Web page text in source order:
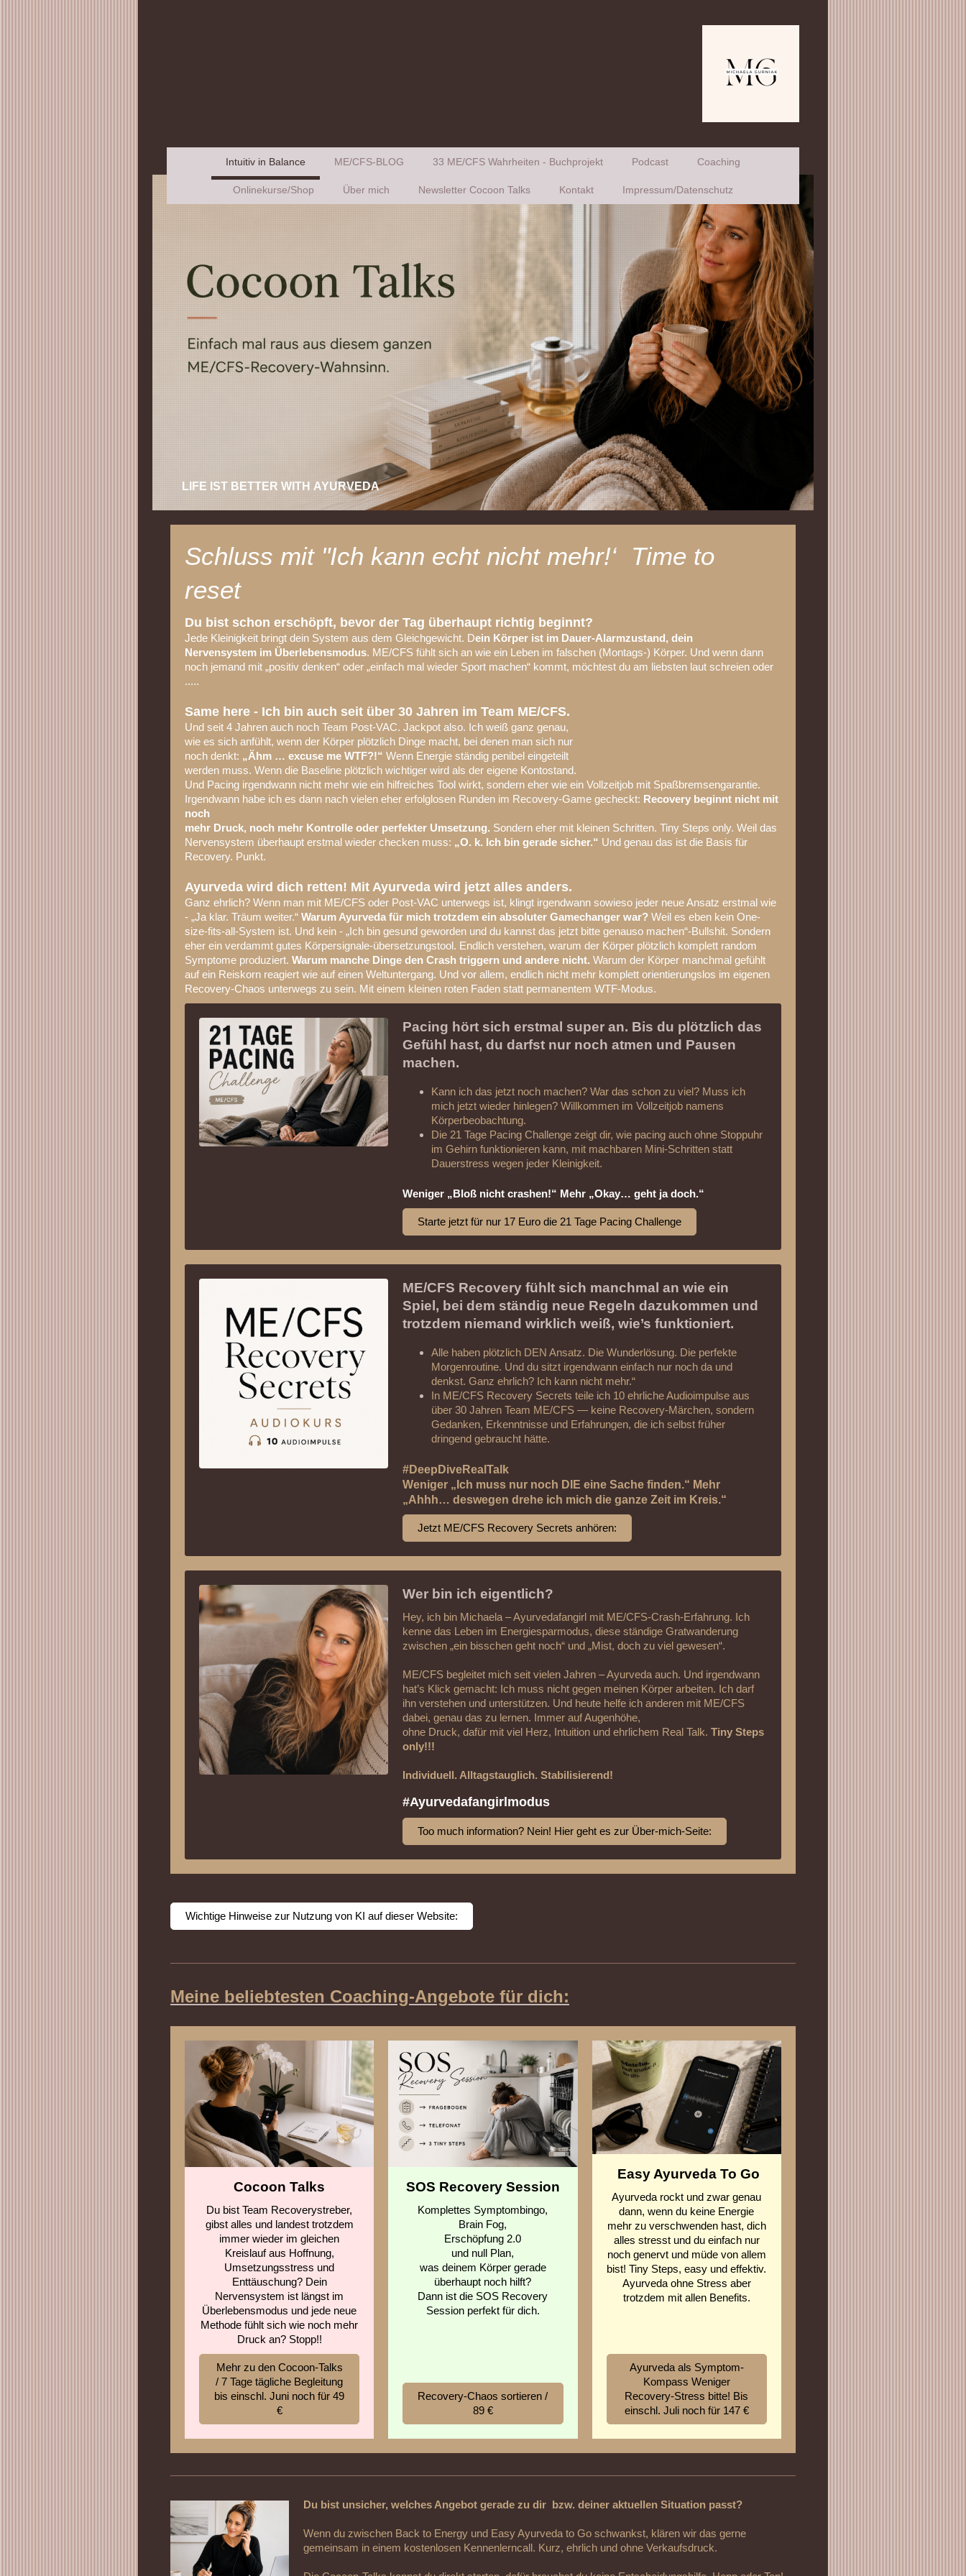
Intuitiv in Balance ME/CFS-BLOG 33 ME/CFS Wahrheiten - Buchprojekt Podcast Coaching
Onlinekurse/Shop Über mich Newsletter Cocoon Talks Kontakt Impressum/Datenschutz
LIFE IST BETTER WITH AYURVEDA
Schluss mit "Ich kann echt nicht mehr!‘ Time to
reset
Du bist schon erschöpft, bevor der Tag überhaupt richtig beginnt?
Jede Kleinigkeit bringt dein System aus dem Gleichgewicht. Dein Körper ist im Dauer-Alarmzustand, dein
Nervensystem im Überlebensmodus. ME/CFS fühlt sich an wie ein Leben im falschen (Montags-) Körper. Und wenn dann
noch jemand mit „positiv denken“ oder „einfach mal wieder Sport machen“ kommt, möchtest du am liebsten laut schreien oder
.....
Same here - Ich bin auch seit über 30 Jahren im Team ME/CFS.
Und seit 4 Jahren auch noch Team Post-VAC. Jackpot also. Ich weiß ganz genau,
wie es sich anfühlt, wenn der Körper plötzlich Dinge macht, bei denen man sich nur
noch denkt: „Ähm … excuse me WTF?!“ Wenn Energie ständig penibel eingeteilt
werden muss. Wenn die Baseline plötzlich wichtiger wird als der eigene Kontostand.
Und Pacing irgendwann nicht mehr wie ein hilfreiches Tool wirkt, sondern eher wie ein Vollzeitjob mit Spaßbremsengarantie.
Irgendwann habe ich es dann nach vielen eher erfolglosen Runden im Recovery-Game gecheckt: Recovery beginnt nicht mit
noch
mehr Druck, noch mehr Kontrolle oder perfekter Umsetzung. Sondern eher mit kleinen Schritten. Tiny Steps only. Weil das
Nervensystem überhaupt erstmal wieder checken muss: „O. k. Ich bin gerade sicher.“ Und genau das ist die Basis für
Recovery. Punkt.
Ayurveda wird dich retten! Mit Ayurveda wird jetzt alles anders.
Ganz ehrlich? Wenn man mit ME/CFS oder Post-VAC unterwegs ist, klingt irgendwann sowieso jeder neue Ansatz erstmal wie
- „Ja klar. Träum weiter.“ Warum Ayurveda für mich trotzdem ein absoluter Gamechanger war? Weil es eben kein One-
size-fits-all-System ist. Und kein - „Ich bin gesund geworden und du kannst das jetzt bitte genauso machen“-Bullshit. Sondern
eher ein verdammt gutes Körpersignale-übersetzungstool. Endlich verstehen, warum der Körper plötzlich komplett random
Symptome produziert. Warum manche Dinge den Crash triggern und andere nicht. Warum der Körper manchmal gefühlt
auf ein Reiskorn reagiert wie auf einen Weltuntergang. Und vor allem, endlich nicht mehr komplett orientierungslos im eigenen
Recovery-Chaos unterwegs zu sein. Mit einem kleinen roten Faden statt permanentem WTF-Modus.
Pacing hört sich erstmal super an. Bis du plötzlich das
Gefühl hast, du darfst nur noch atmen und Pausen
machen.
Kann ich das jetzt noch machen? War das schon zu viel? Muss ich
mich jetzt wieder hinlegen? Willkommen im Vollzeitjob namens
Körperbeobachtung.
Die 21 Tage Pacing Challenge zeigt dir, wie pacing auch ohne Stoppuhr
im Gehirn funktionieren kann, mit machbaren Mini-Schritten statt
Dauerstress wegen jeder Kleinigkeit.
Weniger „Bloß nicht crashen!“ Mehr „Okay… geht ja doch.“
Starte jetzt für nur 17 Euro die 21 Tage Pacing Challenge
ME/CFS Recovery fühlt sich manchmal an wie ein
Spiel, bei dem ständig neue Regeln dazukommen und
trotzdem niemand wirklich weiß, wie’s funktioniert.
Alle haben plötzlich DEN Ansatz. Die Wunderlösung. Die perfekte
Morgenroutine. Und du sitzt irgendwann einfach nur noch da und
denkst. Ganz ehrlich? Ich kann nicht mehr.“
In ME/CFS Recovery Secrets teile ich 10 ehrliche Audioimpulse aus
über 30 Jahren Team ME/CFS — keine Recovery-Märchen, sondern
Gedanken, Erkenntnisse und Erfahrungen, die ich selbst früher
dringend gebraucht hätte.
#DeepDiveRealTalk
Weniger „Ich muss nur noch DIE eine Sache finden.“ Mehr
„Ahhh… deswegen drehe ich mich die ganze Zeit im Kreis.“
Jetzt ME/CFS Recovery Secrets anhören:
Wer bin ich eigentlich?
Hey, ich bin Michaela – Ayurvedafangirl mit ME/CFS-Crash-Erfahrung. Ich
kenne das Leben im Energiesparmodus, diese ständige Gratwanderung
zwischen „ein bisschen geht noch“ und „Mist, doch zu viel gewesen“.
ME/CFS begleitet mich seit vielen Jahren – Ayurveda auch. Und irgendwann
hat’s Klick gemacht: Ich muss nicht gegen meinen Körper arbeiten. Ich darf
ihn verstehen und unterstützen. Und heute helfe ich anderen mit ME/CFS
dabei, genau das zu lernen. Immer auf Augenhöhe,
ohne Druck, dafür mit viel Herz, Intuition und ehrlichem Real Talk.Tiny Steps
only!!!
Individuell. Alltagstauglich. Stabilisierend!
#Ayurvedafangirlmodus
Too much information? Nein! Hier geht es zur Über-mich-Seite:
Wichtige Hinweise zur Nutzung von KI auf dieser Website:
Meine beliebtesten Coaching-Angebote für dich:
Cocoon Talks
Du bist Team Recoverystreber,
gibst alles und landest trotzdem
immer wieder im gleichen
Kreislauf aus Hoffnung,
Umsetzungsstress und
Enttäuschung? Dein
Nervensystem ist längst im
Überlebensmodus und jede neue
Methode fühlt sich wie noch mehr
Druck an? Stopp!!
Mehr zu den Cocoon-Talks
/ 7 Tage tägliche Begleitung
bis einschl. Juni noch für 49
€
SOS Recovery Session
Komplettes Symptombingo,
Brain Fog,
Erschöpfung 2.0
und null Plan,
was deinem Körper gerade
überhaupt noch hilft?
Dann ist die SOS Recovery
Session perfekt für dich.
Recovery-Chaos sortieren /
89 €
Easy Ayurveda To Go
Ayurveda rockt und zwar genau
dann, wenn du keine Energie
mehr zu verschwenden hast, dich
alles stresst und du einfach nur
noch genervt und müde von allem
bist! Tiny Steps, easy und effektiv.
Ayurveda ohne Stress aber
trotzdem mit allen Benefits.
Ayurveda als Symptom-
Kompass Weniger
Recovery-Stress bitte! Bis
einschl. Juli noch für 147 €
Du bist unsicher, welches Angebot gerade zu dir bzw. deiner aktuellen Situation passt?
Wenn du zwischen Back to Energy und Easy Ayurveda to Go schwankst, klären wir das gerne
gemeinsam in einem kostenlosen Kennenlerncall. Kurz, ehrlich und ohne Verkaufsdruck.